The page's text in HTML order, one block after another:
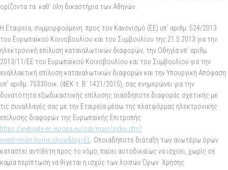
ορίζοντα τα καθ’ ύλη δικαστήρια των Αθηνών.
Η Εταιρεία, συμμορφούμενη προς τον Κανονισμό (ΕΕ) υπ’ αριθμ. 524/2013
του Ευρωπαϊκού Κοινοβουλίου και του Συμβουλίου της 21.5.2013 για την
ηλεκτρονική επίλυση καταναλωτικών διαφορών, την Οδηγία υπ’ αριθμ.
2013/11/ΕΕ του Ευρωπαϊκού Κοινοβουλίου και του Συμβουλίου για την
εναλλακτική επίλυση καταναλωτικών διαφορών και την Υπουργική Απόφαση
υπ’ αριθμ. 70330οικ. (ΦΕΚ τ. Β’ 1421/2015), σας ενημερώνει για την
δυνατότητα εξωδικαστικής επίλυσης οιασδήποτε διαφοράς σχετικής με
τις συναλλαγές σας με την Εταιρεία μέσω της πλατφόρμας ηλεκτρονικής
επίλυσης διαφορών της Ευρωπαϊκής Επιτροπής
https://webgate.ec.europa.eu/odr/main/index.cfm?
event=main.home.show&lng=EL
. Οποιαδήποτε διάταξη των ανωτέρω όρων
καταστεί αντίθετη προς το νόμο, παύει αυτοδικαίως να ισχύει, χωρίς σε
καμία περίπτωση να θίγεται η ισχύς των λοιπών Όρων Χρήσης.